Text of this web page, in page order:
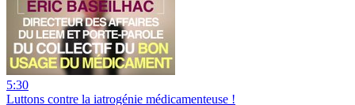
5:30
Luttons contre la iatrogénie médicamenteuse !